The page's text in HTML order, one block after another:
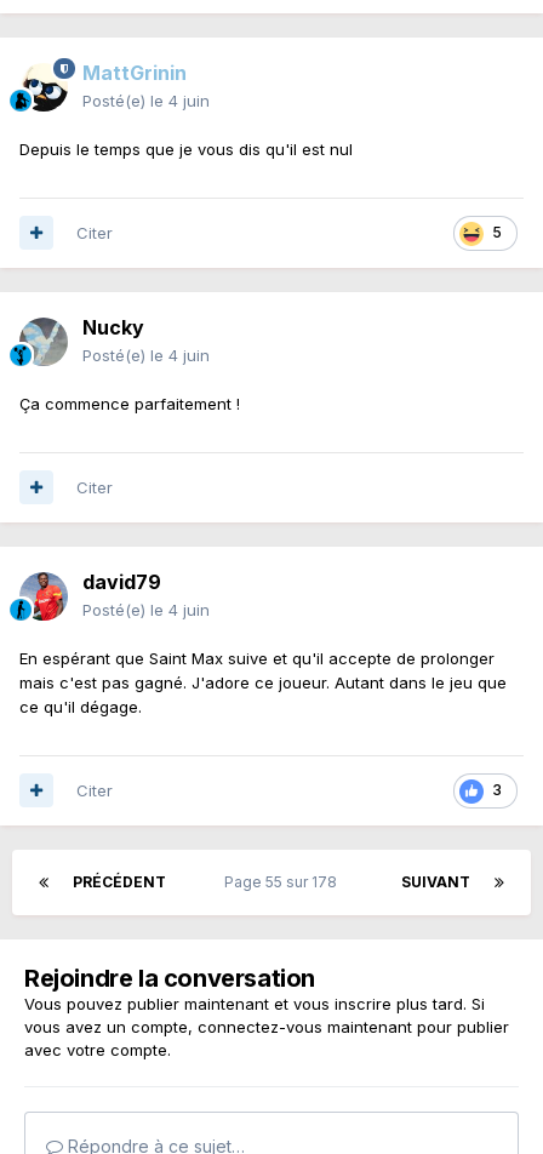
MattGrinin
Posté(e) le 4 juin
Depuis le temps que je vous dis qu'il est nul
5
Citer
Nucky
Posté(e) le 4 juin
Ça commence parfaitement !
Citer
david79
Posté(e) le 4 juin
En espérant que Saint Max suive et qu'il accepte de prolonger
mais c'est pas gagné. J'adore ce joueur. Autant dans le jeu que
ce qu'il dégage.
3
Citer
PRÉCÉDENT SUIVANT
Page 55 sur 178
Rejoindre la conversation
Vous pouvez publier maintenant et vous inscrire plus tard. Si
vous avez un compte, connectez-vous maintenant pour publier
avec votre compte.
Répondre à ce sujet…